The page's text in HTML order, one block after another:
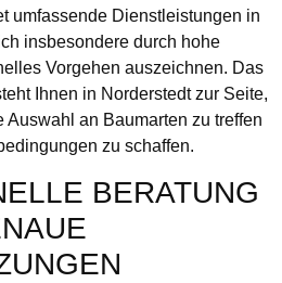
umfassende Dienstleistungen in
insbesondere durch hohe
Vorgehen auszeichnen. Das
Ihnen in Norderstedt zur Seite,
an Baumarten zu treffen
zu schaffen.
BERATUNG